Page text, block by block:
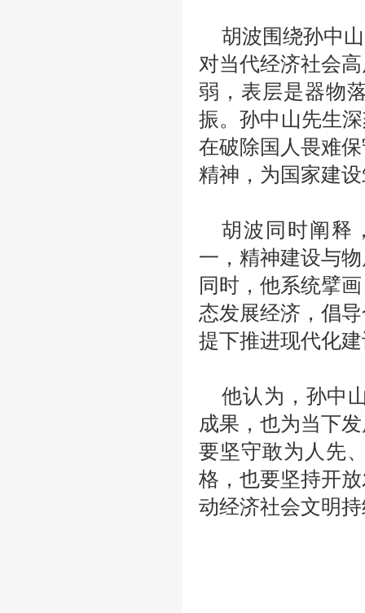
胡波围绕孙中
对当代经济社会
弱，表层是器物
振。孙中山先生
在破除国人畏难
精神，为国家建
胡波同时阐释
一，精神建设与
同时，他系统擘
态发展经济，倡
提下推进现代化
他认为，孙中
成果，也为当下
要坚守敢为人先
格，也要坚持开
动经济社会文明